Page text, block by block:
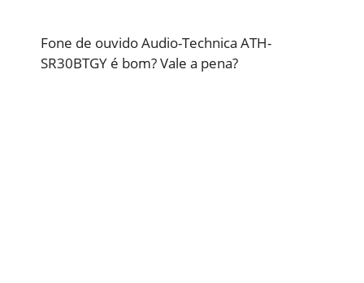
Fone de ouvido Audio-Technica ATH-
SR30BTGY é bom? Vale a pena?